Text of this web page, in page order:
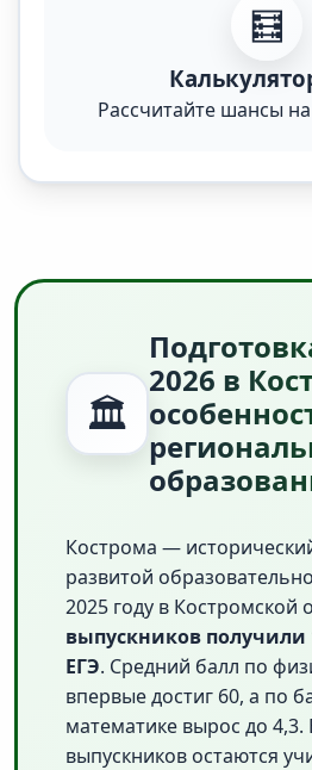
🧮
Рассчитайте шансы
🏛️
2026 в
Кострома —
развитой
2025 году в Костромской
выпускников получили
ЕГЭ. Средний балл по
впервые достиг 60, а по
математике вырос до 4,3.
выпускников остаются